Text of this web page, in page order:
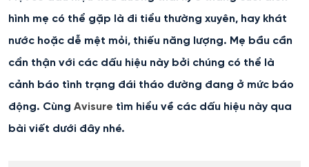
hình mẹ có thể gặp là đi tiểu thường xuyên, hay khát
nước hoặc dễ mệt mỏi, thiếu năng lượng. Mẹ bầu cần
cẩn thận với các dấu hiệu này bởi chúng có thể là
cảnh báo tình trạng đái tháo đường đang ở mức báo
động. Cùng Avisure tìm hiểu về các dấu hiệu này qua
bài viết dưới đây nhé.